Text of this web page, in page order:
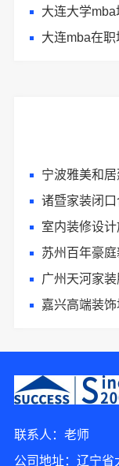
大连大学mba
大连mba在职培训
宁波雅美和居
诸暨家装闭口合
室内装修设计
苏州百年豪庭新
广州天河家装
嘉兴高端装饰地
联系人：老师
公司地址：辽宁
4分钟前 卢小姐 正